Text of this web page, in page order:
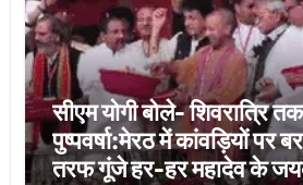
सीएम योगी बोले- शिवरात्रि
पुष्पवर्षा:मेरठ में कांवड़ियों पर
तरफ गूंजे हर-हर महादेव के